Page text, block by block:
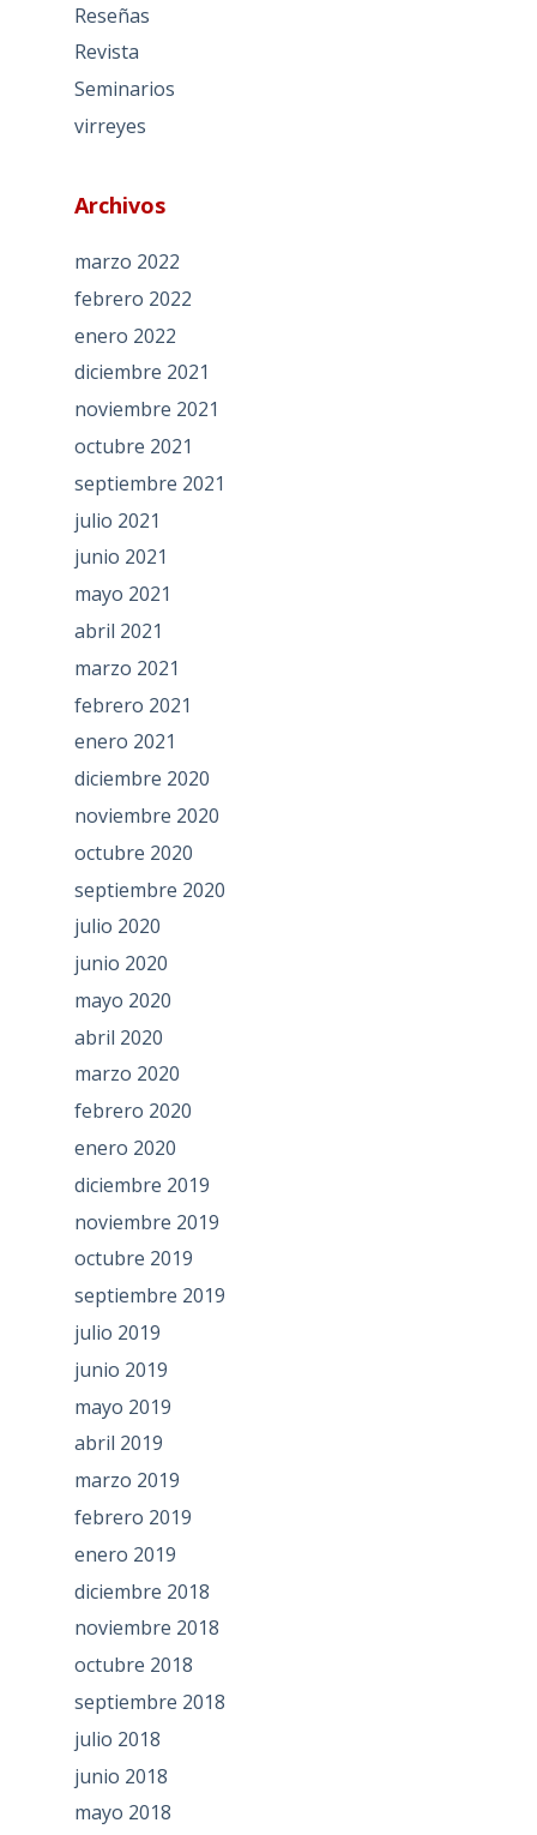
Reseñas
Revista
Seminarios
virreyes
Archivos
marzo 2022
febrero 2022
enero 2022
diciembre 2021
noviembre 2021
octubre 2021
septiembre 2021
julio 2021
junio 2021
mayo 2021
abril 2021
marzo 2021
febrero 2021
enero 2021
diciembre 2020
noviembre 2020
octubre 2020
septiembre 2020
julio 2020
junio 2020
mayo 2020
abril 2020
marzo 2020
febrero 2020
enero 2020
diciembre 2019
noviembre 2019
octubre 2019
septiembre 2019
julio 2019
junio 2019
mayo 2019
abril 2019
marzo 2019
febrero 2019
enero 2019
diciembre 2018
noviembre 2018
octubre 2018
septiembre 2018
julio 2018
junio 2018
mayo 2018